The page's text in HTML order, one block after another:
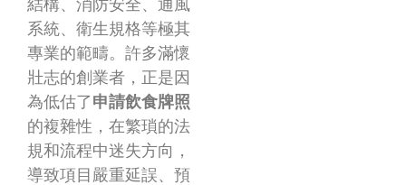
結構、消防安全、通風
系統、衛生規格等極其
專業的範疇。許多滿懷
壯志的創業者，正是因
為低估了申請飲食牌照
的複雜性，在繁瑣的法
規和流程中迷失方向，
導致項目嚴重延誤、預